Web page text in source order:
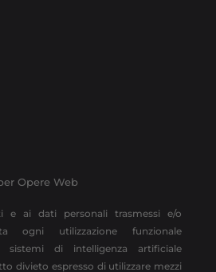
Opere Web
e ai dati personali trasmessi e/o
ogni utilizzazione funzionale
sistemi di intelligenza artificiale
divieto espresso di utilizzare mezzi